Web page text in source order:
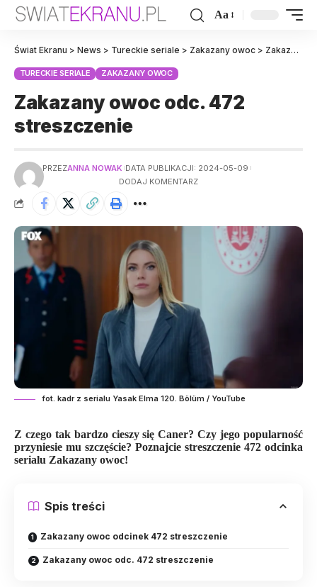
Aa
Świat Ekranu > News > Tureckie seriale > Zakazany owoc > Zakazany owoc odc. 472 streszczenie
TURECKIE SERIALE ZAKAZANY OWOC
Zakazany owoc odc. 472
streszczenie
PRZEZANNA NOWAK DATA PUBLIKACJI: 2024-05-09
DODAJ KOMENTARZ
fot. kadr z serialu Yasak Elma 120. Bölüm / YouTube
Z czego tak bardzo cieszy się Caner? Czy jego popularność
przyniesie mu szczęście? Poznajcie streszczenie 472 odcinka
serialu Zakazany owoc!
Spis treści
Zakazany owoc odcinek 472 streszczenie
Zakazany owoc odc. 472 streszczenie